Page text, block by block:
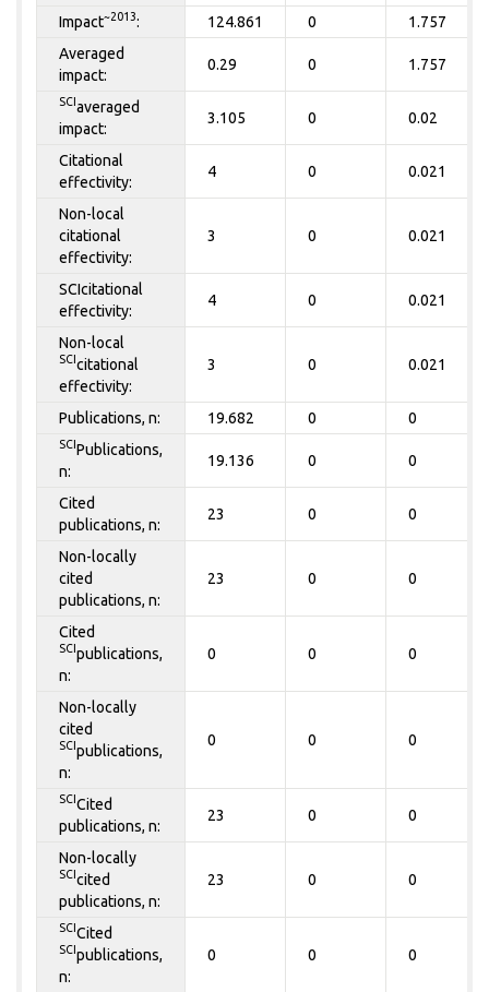
Impact~2013: 124.861 0
1.757
Averaged
impact:
0.29 0 1.757
SCI averaged
impact:
3.105 0 0.02
Citational
effectivity:
4 0 0.021
Non-local
citational
effectivity:
3 0 0.021
SCIcitational
effectivity:
4 0 0.021
Non-local
SCI citational
effectivity:
3 0 0.021
Publications, n: 19.682 0 0
SCI Publications,
n:
19.136 0 0
Cited
publications, n:
23 0 0
Non-locally
cited
publications, n:
23 0 0
Cited
SCI publications,
n:
0 0 0
Non-locally
cited
SCI publications,
n:
0 0 0
SCI Cited
publications, n:
23 0 0
Non-locally
SCI cited
publications, n:
23 0 0
SCI Cited
SCI publications,
n:
0 0 0